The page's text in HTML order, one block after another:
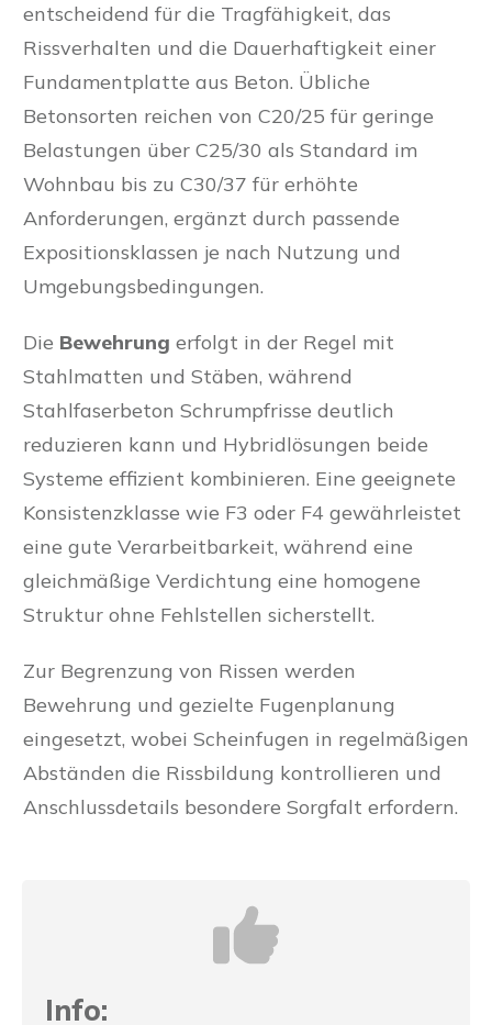
entscheidend für die Tragfähigkeit, das
Rissverhalten und die Dauerhaftigkeit einer
Fundamentplatte aus Beton. Übliche
Betonsorten reichen von C20/25 für geringe
Belastungen über C25/30 als Standard im
Wohnbau bis zu C30/37 für erhöhte
Anforderungen, ergänzt durch passende
Expositionsklassen je nach Nutzung und
Umgebungsbedingungen.
Die Bewehrung erfolgt in der Regel mit
Stahlmatten und Stäben, während
Stahlfaserbeton Schrumpfrisse deutlich
reduzieren kann und Hybridlösungen beide
Systeme effizient kombinieren. Eine geeignete
Konsistenzklasse wie F3 oder F4 gewährleistet
eine gute Verarbeitbarkeit, während eine
gleichmäßige Verdichtung eine homogene
Struktur ohne Fehlstellen sicherstellt.
Zur Begrenzung von Rissen werden
Bewehrung und gezielte Fugenplanung
eingesetzt, wobei Scheinfugen in regelmäßigen
Abständen die Rissbildung kontrollieren und
Anschlussdetails besondere Sorgfalt erfordern.
Info: